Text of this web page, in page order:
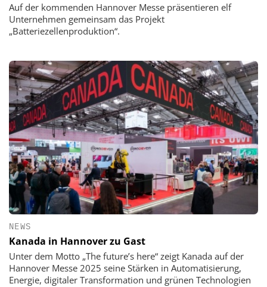
Auf der kommenden Hannover Messe präsentieren elf
Unternehmen gemeinsam das Projekt
„Batteriezellenproduktion“.
NEWS
Kanada in Hannover zu Gast
Unter dem Motto „The future’s here“ zeigt Kanada auf der
Hannover Messe 2025 seine Stärken in Automatisierung,
Energie, digitaler Transformation und grünen Technologien